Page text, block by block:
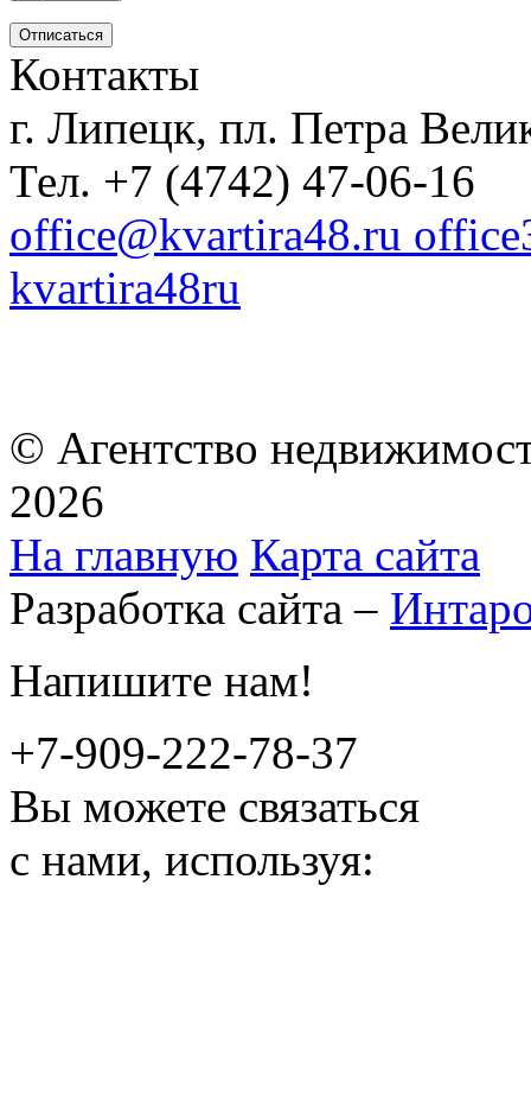
Контакты
г. Липецк, пл. Петра
Тел. +7 (4742) 47-06-16
office@kvartira48.ru
kvartira48ru
© Агентство
2026
На главную Карта сайта
Разработка сайта –
Напишите нам!
+7-909-222-78-37
Вы можете связаться
с нами, используя: